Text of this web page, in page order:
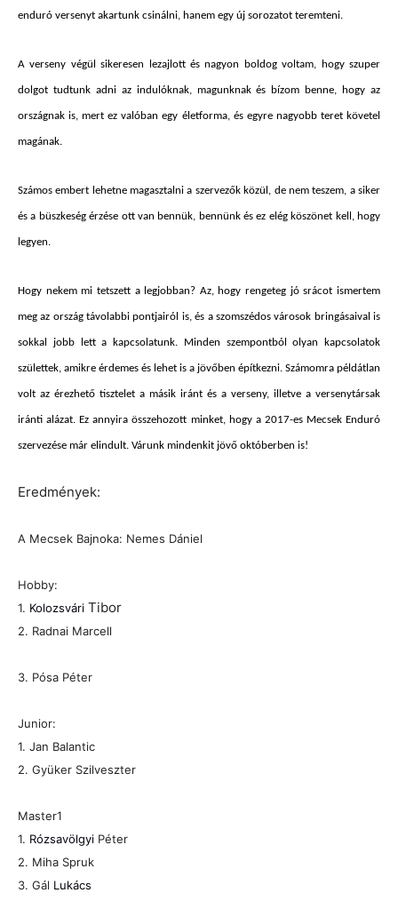
enduró versenyt akartunk csinálni, hanem egy új sorozatot teremteni.
A verseny végül sikeresen lezajlott és nagyon boldog voltam, hogy szuper
dolgot tudtunk adni az indulóknak, magunknak és bízom benne, hogy az
országnak is, mert ez valóban egy életforma, és egyre nagyobb teret követel
magának.
Számos embert lehetne magasztalni a szervezők közül, de nem teszem, a siker
és a büszkeség érzése ott van bennük, bennünk és ez elég köszönet kell, hogy
legyen.
Hogy nekem mi tetszett a legjobban? Az, hogy rengeteg jó srácot ismertem
meg az ország távolabbi pontjairól is, és a szomszédos városok bringásaival is
sokkal jobb lett a kapcsolatunk. Minden szempontból olyan kapcsolatok
születtek, amikre érdemes és lehet is a jövőben építkezni. Számomra példátlan
volt az érezhető tisztelet a másik iránt és a verseny, illetve a versenytársak
iránti alázat. Ez annyira összehozott minket, hogy a 2017-es Mecsek Enduró
szervezése már elindult. Várunk mindenkit jövő októberben is!
Eredmények:
A Mecsek Bajnoka: Nemes Dániel
Hobby:
1. Kolozsvári Tibor
2. Radnai Marcell
3. Pósa Péter
Junior:
1. Jan Balantic
2. Gyüker Szilveszter
Master1
1. Rózsavölgyi Péter
2. Miha Spruk
3. Gál Lukács